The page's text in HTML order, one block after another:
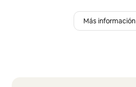
Más información